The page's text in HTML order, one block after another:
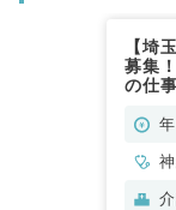
【埼
募集
の仕